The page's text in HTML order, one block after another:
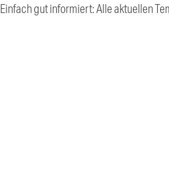
Einfach gut informiert: Alle aktuellen